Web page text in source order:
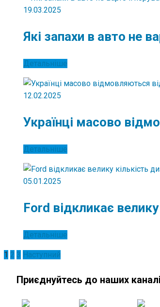
19.03.2025
Які запахи в авто не
Детальніше
12.02.2025
Українці масово
Детальніше
05.01.2025
Ford відкликає велику
Детальніше
Пагінація
записів
1 2 3 Наступний
Приєднуйтесь до наших